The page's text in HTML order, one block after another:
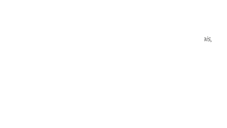
Süe et Mare et la compagnie des Arts Français,